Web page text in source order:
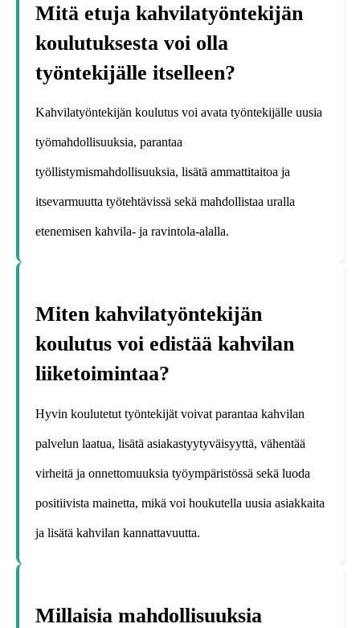
Mitä etuja kahvilatyöntekijän
koulutuksesta voi olla
työntekijälle itselleen?
Kahvilatyöntekijän koulutus voi avata työntekijälle uusia
työmahdollisuuksia, parantaa
työllistymismahdollisuuksia, lisätä ammattitaitoa ja
itsevarmuutta työtehtävissä sekä mahdollistaa uralla
etenemisen kahvila- ja ravintola-alalla.
Miten kahvilatyöntekijän
koulutus voi edistää kahvilan
liiketoimintaa?
Hyvin koulutetut työntekijät voivat parantaa kahvilan
palvelun laatua, lisätä asiakastyytyväisyyttä, vähentää
virheitä ja onnettomuuksia työympäristössä sekä luoda
positiivista mainetta, mikä voi houkutella uusia asiakkaita
ja lisätä kahvilan kannattavuutta.
Millaisia mahdollisuuksia